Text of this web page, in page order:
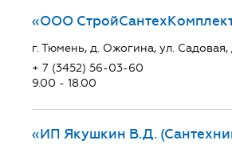
«ООО
г. Тюмень, д. Ожогина, ул. Садовая,
+ 7 (3452) 56-03-60
9.00 - 18.00
«ИП Якушкин В.Д.